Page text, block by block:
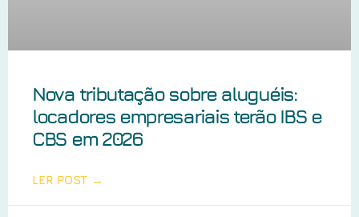
Nova tributação sobre aluguéis:
locadores empresariais terão IBS e
CBS em 2026
LER POST →